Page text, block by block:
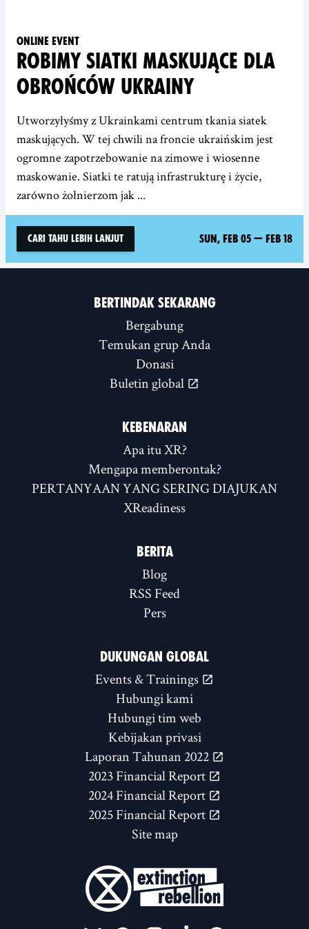
Online event
ROBIMY SIATKI MASKUJĄCE DLA
OBROŃCÓW UKRAINY
Utworzyłyśmy z Ukrainkami centrum tkania siatek
maskujących. W tej chwili na froncie ukraińskim jest
ogromne zapotrzebowanie na zimowe i wiosenne
maskowanie. Siatki te ratują infrastrukturę i życie,
zarówno żołnierzom jak ...
Cari tahu lebih lanjut Sun, Feb 05 — Feb 18
BERTINDAK SEKARANG
Bergabung
Temukan grup Anda
Donasi
Buletin global
KEBENARAN
Apa itu XR?
Mengapa memberontak?
PERTANYAAN YANG SERING DIAJUKAN
XReadiness
BERITA
Blog
RSS Feed
Pers
DUKUNGAN GLOBAL
Events & Trainings
Hubungi kami
Hubungi tim web
Kebijakan privasi
Laporan Tahunan 2022
2023 Financial Report
2024 Financial Report
2025 Financial Report
Site map